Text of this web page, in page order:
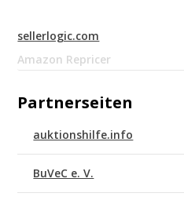
sellerlogic.com
Amazon Repricer
Partnerseiten
auktionshilfe.info
BuVeC e. V.